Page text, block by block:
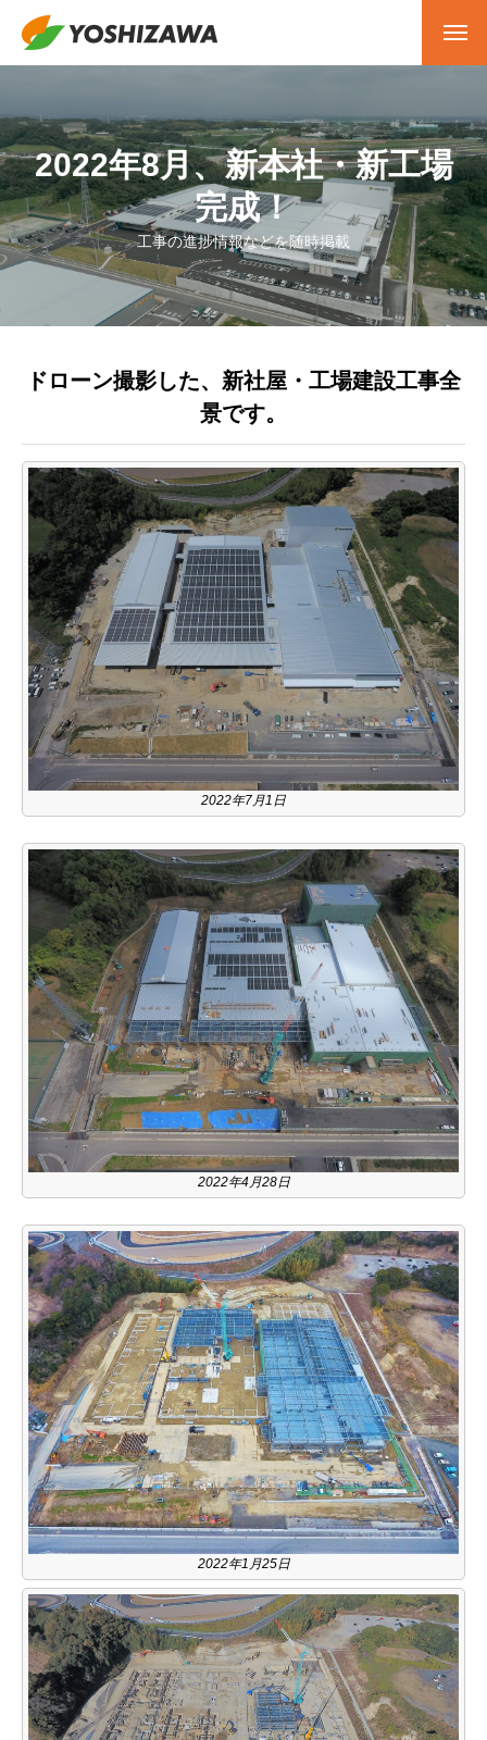
2022年8月、新本社・新工場
完成！
工事の進捗情報などを随時掲載
ドローン撮影した、新社屋・工場建設工事全
景です。
2022年7月1日
2022年4月28日
2022年1月25日